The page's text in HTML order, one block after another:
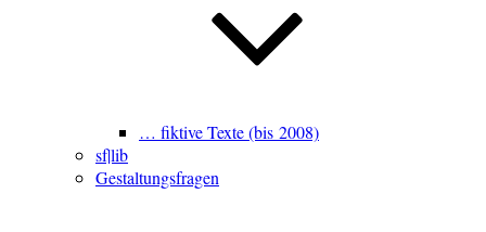
… fiktive Texte (bis 2008)
sf|lib
Gestaltungsfragen